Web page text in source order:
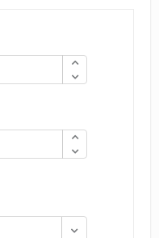
Jinan PDM
LG Decotile